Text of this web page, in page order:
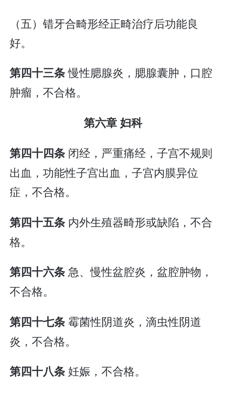
（五）错牙合畸形经正畸治疗后功能良
好。
第四十三条慢性腮腺炎，腮腺囊肿，口腔
肿瘤，不合格。
第六章 妇科
第四十四条 闭经，严重痛经，子宫不规则
出血，功能性子宫出血，子宫内膜异位
症，不合格。
第四十五条 内外生殖器畸形或缺陷，不合
格。
第四十六条急、慢性盆腔炎，盆腔肿物，
不合格。
第四十七条霉菌性阴道炎，滴虫性阴道
炎，不合格。
第四十八条妊娠，不合格。